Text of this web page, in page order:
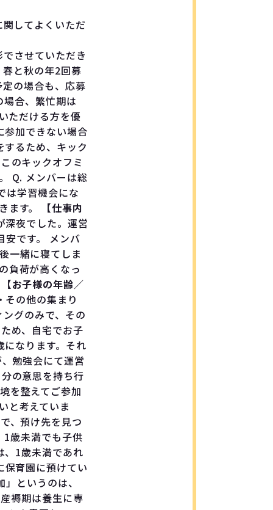
してよくいただ
させていただき
と秋の年2回募
の場合も、応募
合、繁忙期は
ただける方を優
参加できない場合
るため、キック
のキックオフミ
Q. メンバーは総
は学習機会にな
ます。
【仕事内
夜でした。運営
安です。 メンバ
一緒に寝てしま
負荷が高くなっ
【お子様の年齢／
の他の集まり
グのみで、その
め、自宅でお子
なります。それ
勉強会にて運営
の意思を持ち行
を整えてご参加
と考えていま
、預け先を見つ
1歳未満でも子供
、1歳未満であれ
育園に預けてい
というのは、
褥期は養生に専